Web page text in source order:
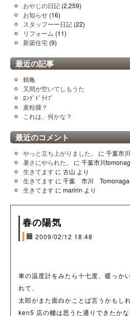
おやじの日記 (2,259)
お知らせ (16)
スタッフーー日記 (22)
リフォーム (11)
新築住宅 (9)
最近の記事
鶴亀
又間が空いてしもうた
ﾛﾝｸﾞﾄﾞﾗｲﾌﾞ
麦粒腫？
これは、何かな？
最近のコメント
やっと立ち上がりました。 に 千葉市
暑さにやられた。
に 千葉市川
生きてます に 古山 より
生きてます に 千葉 市川 Tomonaga
生きてます に maririn より
春の陽気
2009/02/12 18:48
車の温度計をみたら十七度、暖っか
れて、
太郎がまた面白かことば言うかもし
ken5 店の棚は思うた通りできたか